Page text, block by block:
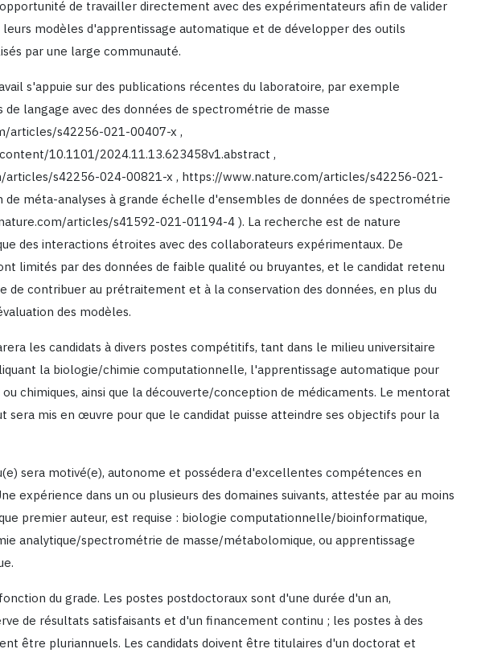
de travailler directement avec des expérimentateurs afin de valider
leurs modèles d'apprentissage automatique et de développer des outils
par une large communauté.
s'appuie sur des publications récentes du laboratoire, par exemple
langage avec des données de spectrométrie de masse
articles/s42256-021-00407-x ,
10.1101/2024.11.13.623458v1.abstract ,
s42256-024-00821-x , https://www.nature.com/articles/s42256-021-
méta-analyses à grande échelle d'ensembles de données de spectrométrie
articles/s41592-021-01194-4 ). La recherche est de nature
des interactions étroites avec des collaborateurs expérimentaux. De
limités par des données de faible qualité ou bruyantes, et le candidat retenu
de contribuer au prétraitement et à la conservation des données, en plus du
des modèles.
les candidats à divers postes compétitifs, tant dans le milieu universitaire
la biologie/chimie computationnelle, l'apprentissage automatique pour
chimiques, ainsi que la découverte/conception de médicaments. Le mentorat
sera mis en œuvre pour que le candidat puisse atteindre ses objectifs pour la
sera motivé(e), autonome et possédera d'excellentes compétences en
expérience dans un ou plusieurs des domaines suivants, attestée par au moins
premier auteur, est requise : biologie computationnelle/bioinformatique,
analytique/spectrométrie de masse/métabolomique, ou apprentissage
du grade. Les postes postdoctoraux sont d'une durée d'un an,
de résultats satisfaisants et d'un financement continu ; les postes à des
être pluriannuels. Les candidats doivent être titulaires d'un doctorat et